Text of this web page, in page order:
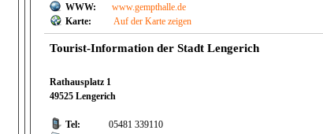
WWW:
www.gempthalle.de
Karte:
Auf der Karte zeigen
Tourist-Information der Stadt Lengerich
Rathausplatz 1
49525 Lengerich
Tel:
05481 339110